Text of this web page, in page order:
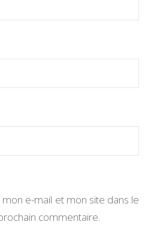
e-mail et mon site dans le
commentaire.